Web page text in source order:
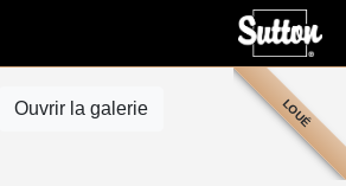
LOUÉ
Ouvrir la galerie